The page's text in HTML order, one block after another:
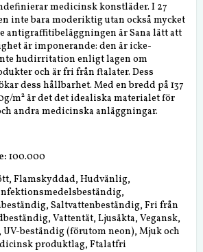
medicinsk konstläder. I 27
inte bara moderiktig utan också mycket
antigraffitibeläggningen är Sana lätt att
är imponerande: den är icke-
hudirritation enligt lagen om
och är fri från ftalater. Dess
dess hållbarhet. Med en bredd på 137
m² är det det idealiska materialet för
andra medicinska anläggningar.
100.000
Flamskyddad, Hudvänlig,
Saltvattenbeständig, Fri från
Vattentät, Ljusäkta, Vegansk,
beständig (förutom neon), Mjuk och
produktlag, Ftalatfri